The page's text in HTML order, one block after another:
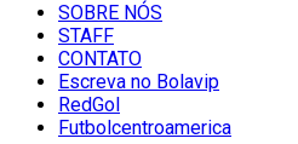
SOBRE NÓS
STAFF
CONTATO
Escreva no Bolavip
RedGol
Futbolcentroamerica